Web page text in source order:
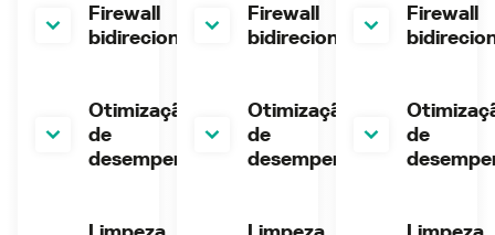
Firewall
bidirecional
Firewall
bidirecional
Firewall
Otimização
de
desempenho
Otimização
de
desempenho
de